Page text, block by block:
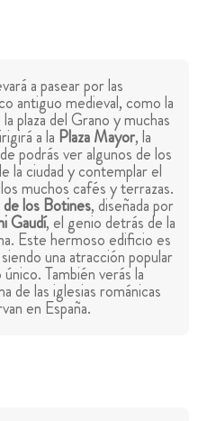
a pasear por las
antiguo medieval, como la
plaza del Grano y muchas
a la Plaza Mayor, la
podrás ver algunos de los
la ciudad y contemplar el
muchos cafés y terrazas.
de los Botines, diseñada por
Gaudí, el genio detrás de la
Este hermoso edificio es
una atracción popular
También verás la
de las iglesias románicas
en España.